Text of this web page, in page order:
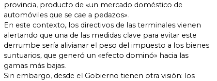
provincia, producto de «un mercado doméstico de
automóviles que se cae a pedazos».
En este contexto, los directivos de las terminales vienen
alertando que una de las medidas clave para evitar este
derrumbe sería alivianar el peso del impuesto a los bienes
suntuarios, que generó un «efecto dominó» hacia las
gamas más bajas.
Sin embargo, desde el Gobierno tienen otra visión: los